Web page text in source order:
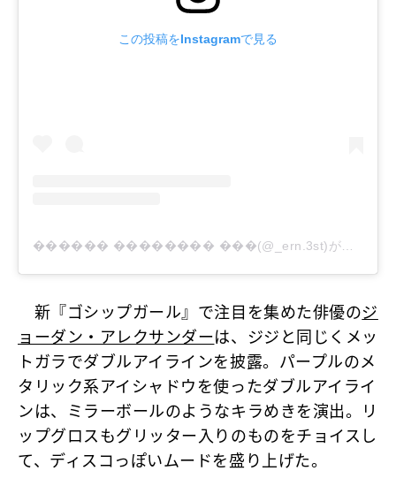
この投稿をInstagramで見る
新『ゴシップガール』で注目を集めた俳優のジ
ョーダン・アレクサンダーは、ジジと同じくメッ
トガラでダブルアイラインを披露。パープルのメ
タリック系アイシャドウを使ったダブルアイライ
ンは、ミラーボールのようなキラめきを演出。リ
ップグロスもグリッター入りのものをチョイスし
て、ディスコっぽいムードを盛り上げた。